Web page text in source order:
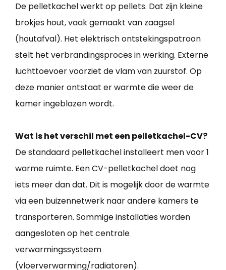
De pelletkachel werkt op pellets. Dat zijn kleine
brokjes hout, vaak gemaakt van zaagsel
(houtafval). Het elektrisch ontstekingspatroon
stelt het verbrandingsproces in werking. Externe
luchttoevoer voorziet de vlam van zuurstof. Op
deze manier ontstaat er warmte die weer de
kamer ingeblazen wordt.
Wat is het verschil met een pelletkachel-CV?
De standaard pelletkachel installeert men voor 1
warme ruimte. Een CV-pelletkachel doet nog
iets meer dan dat. Dit is mogelijk door de warmte
via een buizennetwerk naar andere kamers te
transporteren. Sommige installaties worden
aangesloten op het centrale
verwarmingssysteem
(vloerverwarming/radiatoren).